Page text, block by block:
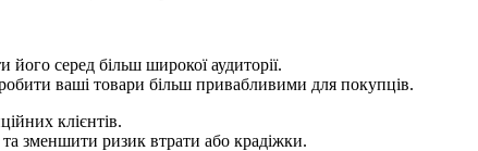
серед більш широкої аудиторії.
ваші товари більш привабливими для покупців.
клієнтів.
зменшити ризик втрати або крадіжки.